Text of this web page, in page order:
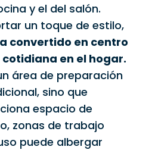
y el del salón.
un toque de estilo,
convertido en centro
en el hogar.
área de preparación
sino que
espacio de
zonas de trabajo
puede albergar